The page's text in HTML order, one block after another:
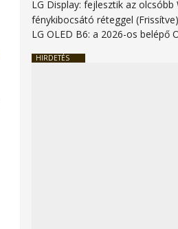
LG Display: fejlesztik az olcsóbb
fénykibocsátó réteggel (Frissítve)
LG OLED B6: a 2026-os belépő
HIRDETÉS